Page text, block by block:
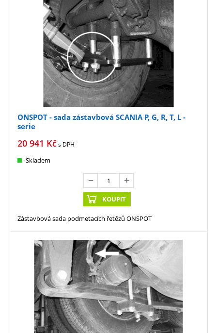
ONSPOT - sada zástavbová SCANIA P, G, R, T, L -
serie
20 941 Kčs DPH
Skladem
KOUPIT
Zástavbová sada podmetacích řetězů ONSPOT